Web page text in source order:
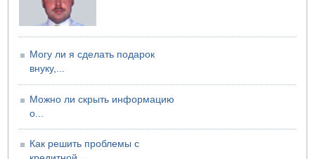
Могу ли я сделать подарок
внуку,...
Можно ли скрыть информацию
о...
Как решить проблемы с